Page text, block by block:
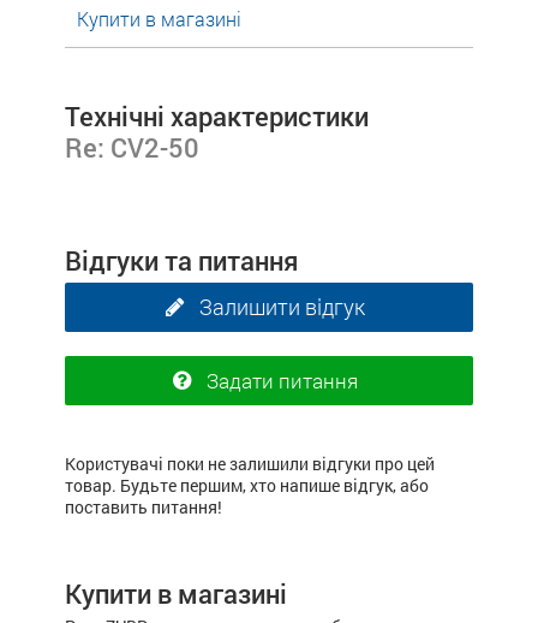
Купити в магазині
Технічні характеристики
Re: CV2-50
Відгуки та питання
Залишити відгук
Задати питання
Користувачі поки не залишили відгуки про цей
товар. Будьте першим, хто напише відгук, або
поставить питання!
Купити в магазині